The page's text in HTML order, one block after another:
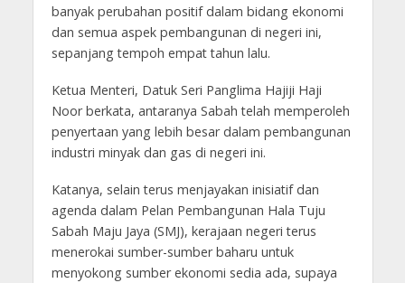
banyak perubahan positif dalam bidang ekonomi
dan semua aspek pembangunan di negeri ini,
sepanjang tempoh empat tahun lalu.
Ketua Menteri, Datuk Seri Panglima Hajiji Haji
Noor berkata, antaranya Sabah telah memperoleh
penyertaan yang lebih besar dalam pembangunan
industri minyak dan gas di negeri ini.
Katanya, selain terus menjayakan inisiatif dan
agenda dalam Pelan Pembangunan Hala Tuju
Sabah Maju Jaya (SMJ), kerajaan negeri terus
menerokai sumber-sumber baharu untuk
menyokong sumber ekonomi sedia ada, supaya